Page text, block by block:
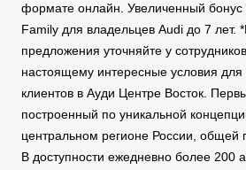
формате онлайн. Увеличенный
Family для владельцев Audi до 7 лет.
предложения уточняйте у
настоящему интересные условия
клиентов в Ауди Центре Восток.
построенный по уникальной
центральном регионе России, общей
В доступности ежедневно более 200